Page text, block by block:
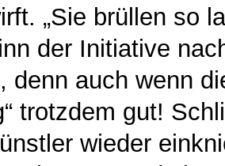
„Sie brüllen so
der Initiative
denn auch wenn
trotzdem gut!
wieder